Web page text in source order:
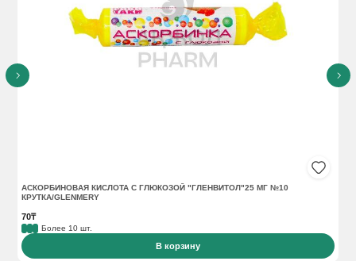
АСКОРБИНОВАЯ КИСЛОТА С ГЛЮКОЗОЙ "ГЛЕНВИТОЛ"25 МГ №10
КРУТКА/GLENMERY
70₸
Более 10 шт.
В корзину